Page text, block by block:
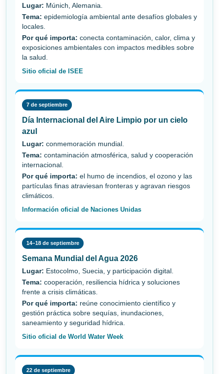
Lugar: Múnich, Alemania.
Tema: epidemiología ambiental ante desafíos globales y
locales.
Por qué importa: conecta contaminación, calor, clima y
exposiciones ambientales con impactos medibles sobre
la salud.
Sitio oficial de ISEE
7 de septiembre
Día Internacional del Aire Limpio por un cielo
azul
Lugar: conmemoración mundial.
Tema: contaminación atmosférica, salud y cooperación
internacional.
Por qué importa: el humo de incendios, el ozono y las
partículas finas atraviesan fronteras y agravan riesgos
climáticos.
Información oficial de Naciones Unidas
14–18 de septiembre
Semana Mundial del Agua 2026
Lugar: Estocolmo, Suecia, y participación digital.
Tema: cooperación, resiliencia hídrica y soluciones
frente a crisis climáticas.
Por qué importa: reúne conocimiento científico y
gestión práctica sobre sequías, inundaciones,
saneamiento y seguridad hídrica.
Sitio oficial de World Water Week
22 de septiembre